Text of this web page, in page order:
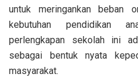
untuk meringankan beban
kebutuhan pendidikan
perlengkapan sekolah ini
sebagai bentuk nyata
masyarakat.